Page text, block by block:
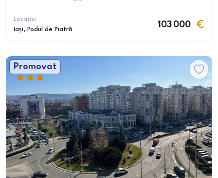
Locație:
Iași, Podul de Piatră
103 000
Promovat